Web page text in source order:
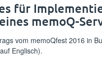
für
memoQ-
vom memoQfest 2016 in
Englisch).